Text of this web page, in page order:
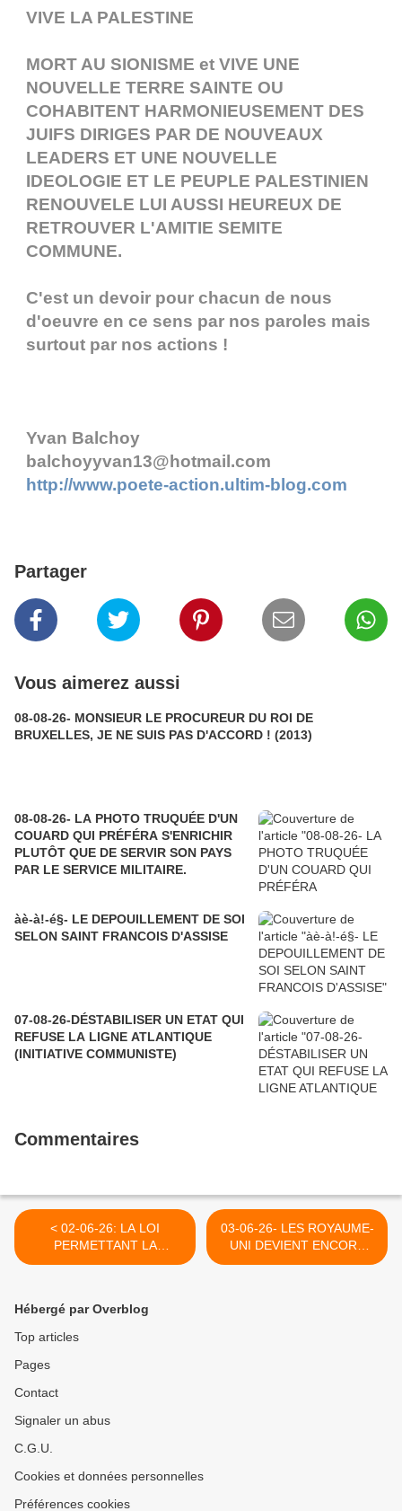
VIVE LA PALESTINE
MORT AU SIONISME et VIVE UNE
NOUVELLE TERRE SAINTE OU
COHABITENT HARMONIEUSEMENT DES
JUIFS DIRIGES PAR DE NOUVEAUX
LEADERS ET UNE NOUVELLE
IDEOLOGIE ET LE PEUPLE PALESTINIEN
RENOUVELE LUI AUSSI HEUREUX DE
RETROUVER L'AMITIE SEMITE
COMMUNE.
C'est un devoir pour chacun de nous
d'oeuvre en ce sens par nos paroles mais
surtout par nos actions !
Yvan Balchoy
balchoyyvan13@hotmail.com
http://www.poete-action.ultim-blog.com
Partager
Vous aimerez aussi
08-08-26- MONSIEUR LE PROCUREUR DU ROI DE
BRUXELLES, JE NE SUIS PAS D'ACCORD ! (2013)
08-08-26- LA PHOTO TRUQUÉE D'UN
COUARD QUI PRÉFÉRA S'ENRICHIR
PLUTÔT QUE DE SERVIR SON PAYS
PAR LE SERVICE MILITAIRE.
àè-à!-é§- LE DEPOUILLEMENT DE SOI
SELON SAINT FRANCOIS D'ASSISE
07-08-26-DÉSTABILISER UN ETAT QUI
REFUSE LA LIGNE ATLANTIQUE
(INITIATIVE COMMUNISTE)
Commentaires
< 02-06-26: LA LOI
PERMETTANT LA
PRIVATION DE LIBERTE
"IRREGULIERS ET LEUR
DEMORTATION
PAYS AUTORITAITES
03-06-26- LES ROYAUME-
UNI DEVIENT ENCORE
PLUS FOU DANS SA
Hébergé par Overblog
Top articles
Pages
Contact
Signaler un abus
C.G.U.
Cookies et données personnelles
Préférences cookies